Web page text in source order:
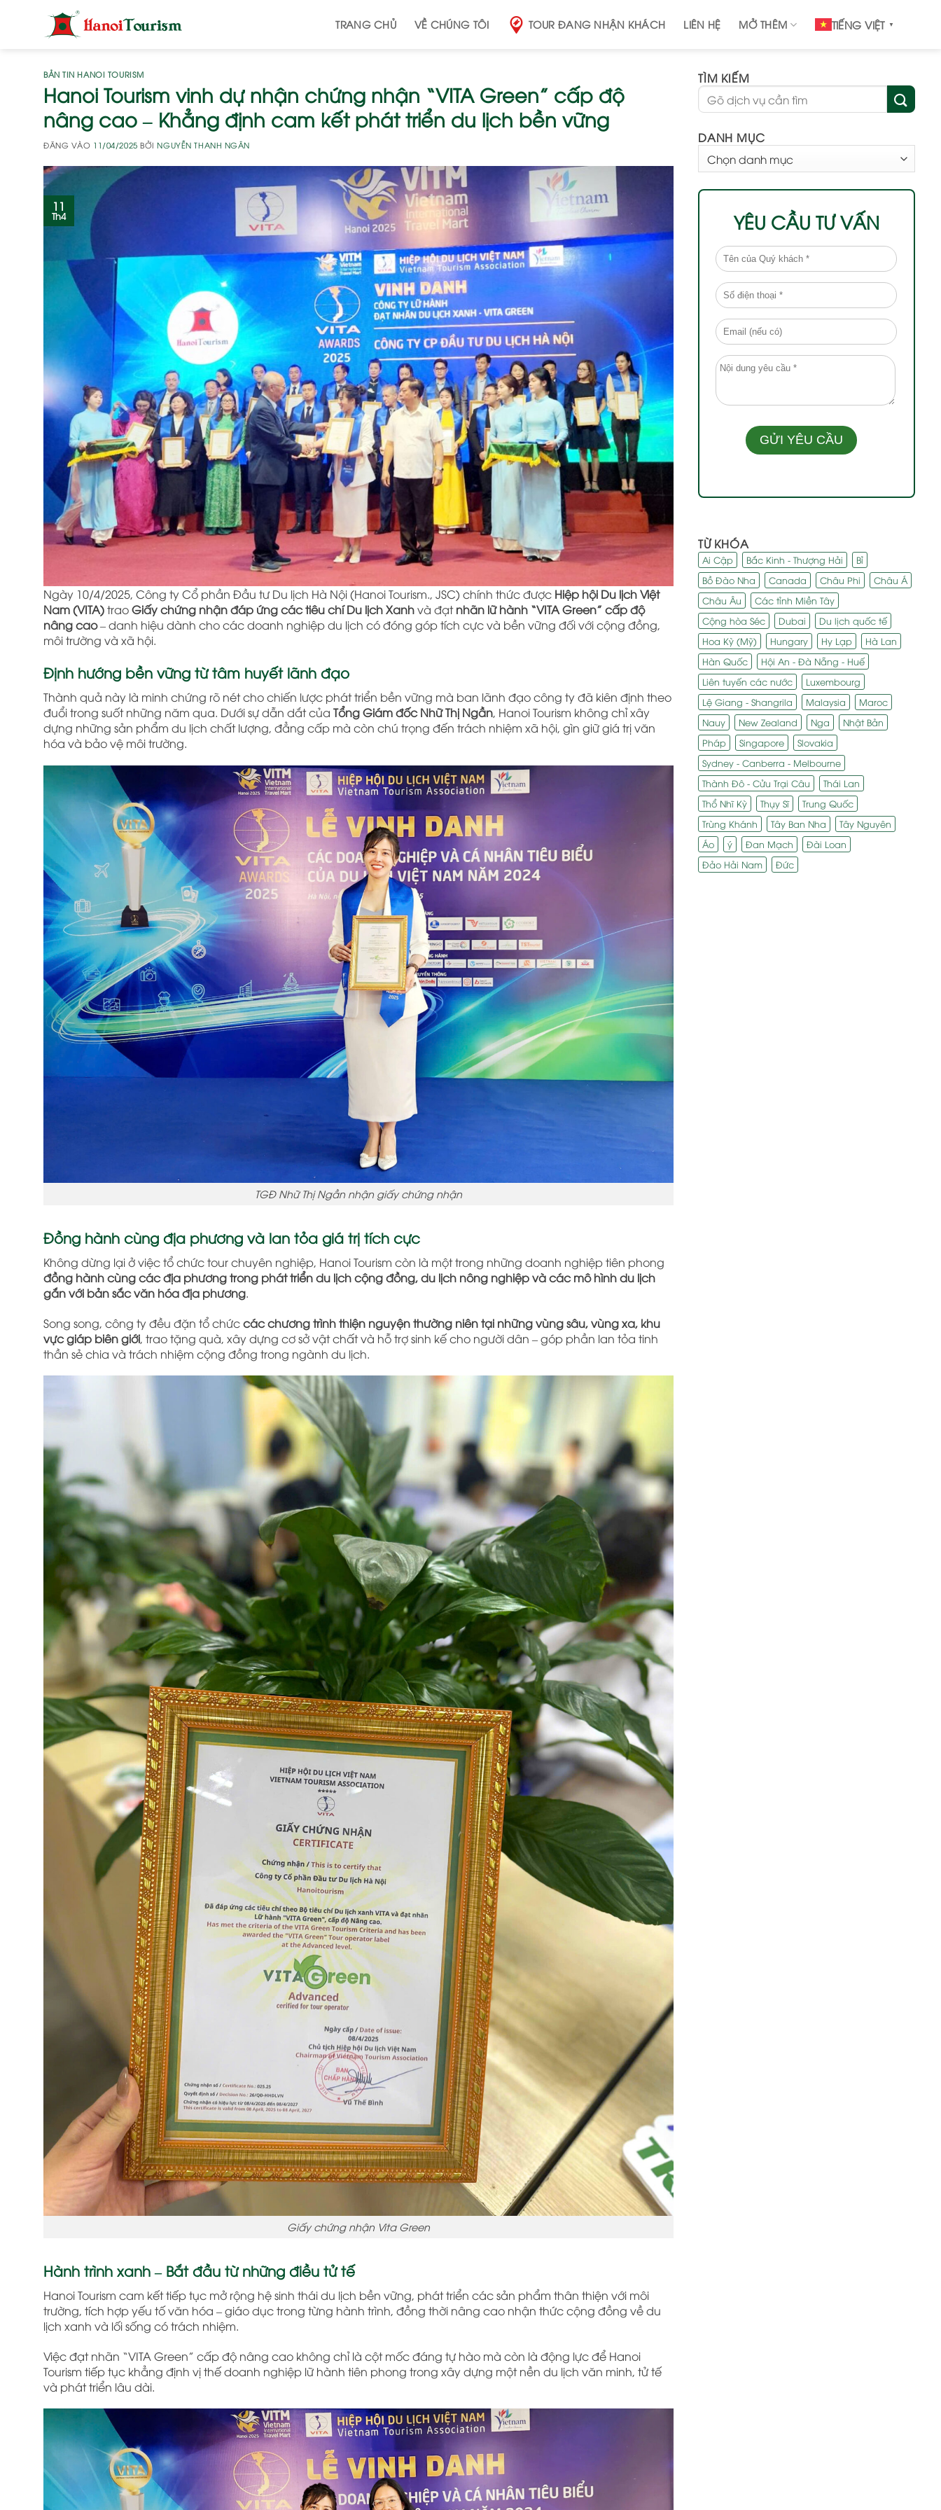
TRANG CHỦ VỀ CHÚNG TÔI TOUR ĐANG NHẬN KHÁCH LIÊN HỆ MỞ THÊM TIẾNG VIỆT ▼
BẢN TIN HANOI TOURISM
Hanoi Tourism vinh dự nhận chứng nhận “VITA Green” cấp độ
nâng cao – Khẳng định cam kết phát triển du lịch bền vững
ĐĂNG VÀO 11/04/2025 BỞINGUYỄN THANH NGÂN
11
Th4
Ngày 10/4/2025, Công ty Cổ phần Đầu tư Du lịch Hà Nội (Hanoi Tourism., JSC) chính thức được Hiệp hội Du lịch Việt
Nam (VITA)traoGiấy chứng nhận đáp ứng các tiêu chí Du lịch Xanhvà đạtnhãn lữ hành “VITA Green” cấp độ
nâng cao– danh hiệu dành cho các doanh nghiệp du lịch có đóng góp tích cực và bền vững đối với cộng đồng,
môi trường và xã hội.
Định hướng bền vững từ tâm huyết lãnh đạo
Thành quả này là minh chứng rõ nét cho chiến lược phát triển bền vững mà ban lãnh đạo công ty đã kiên định theo
đuổi trong suốt những năm qua. Dưới sự dẫn dắt của Tổng Giám đốc Nhữ Thị Ngần, Hanoi Tourism không chỉ xây
dựng những sản phẩm du lịch chất lượng, đẳng cấp mà còn chú trọng đến trách nhiệm xã hội, gìn giữ giá trị văn
hóa và bảo vệ môi trường.
TGĐ Nhữ Thị Ngần nhận giấy chứng nhận
Đồng hành cùng địa phương và lan tỏa giá trị tích cực
Không dừng lại ở việc tổ chức tour chuyên nghiệp, Hanoi Tourism còn là một trong những doanh nghiệp tiên phong
đồng hành cùng các địa phương trong phát triển du lịch cộng đồng, du lịch nông nghiệp và các mô hình du lịch
gắn với bản sắc văn hóa địa phương.
Song song, công ty đều đặn tổ chứccác chương trình thiện nguyện thường niên tại những vùng sâu, vùng xa, khu
vực giáp biên giới, trao tặng quà, xây dựng cơ sở vật chất và hỗ trợ sinh kế cho người dân – góp phần lan tỏa tinh
thần sẻ chia và trách nhiệm cộng đồng trong ngành du lịch.
Giấy chứng nhận Vita Green
Hành trình xanh – Bắt đầu từ những điều tử tế
Hanoi Tourism cam kết tiếp tục mở rộng hệ sinh thái du lịch bền vững, phát triển các sản phẩm thân thiện với môi
trường, tích hợp yếu tố văn hóa – giáo dục trong từng hành trình, đồng thời nâng cao nhận thức cộng đồng về du
lịch xanh và lối sống có trách nhiệm.
Việc đạt nhãn “VITA Green” cấp độ nâng cao không chỉ là cột mốc đáng tự hào mà còn là động lực để Hanoi
Tourism tiếp tục khẳng định vị thế doanh nghiệp lữ hành tiên phong trong xây dựng một nền du lịch văn minh, tử tế
và phát triển lâu dài.
TÌM KIẾM
DANH MỤC
MỤC
YÊU CẦU TƯ VẤN
TỪ KHÓA
Ai Cập Bắc Kinh - Thượng Hải
Bỉ
Bồ Đào Nha
Canada Châu Phi
Châu Á
Châu Âu
Các tỉnh Miền Tây
Cộng hòa Séc
Dubai
Du lịch quốc tế
Hoa Kỳ (Mỹ)
Hungary Hy Lạp
Hà Lan
Hàn Quốc
Hội An - Đà Nẵng - Huế
Liên tuyến các nước
Luxembourg
Lệ Giang - Shangrila
Malaysia
Maroc
Nauy
New Zealand Nga
Nhật Bản
Pháp
Singapore
Slovakia
Sydney - Canberra - Melbourne
Thành Đô - Cửu Trại Câu
Thái Lan
Thổ Nhĩ Kỳ
Thụy Sĩ
Trung Quốc
Trùng Khánh
Tây Ban Nha
Tây Nguyên
Áo
ý Đan Mạch
Đài Loan
Đảo Hải Nam
Đức